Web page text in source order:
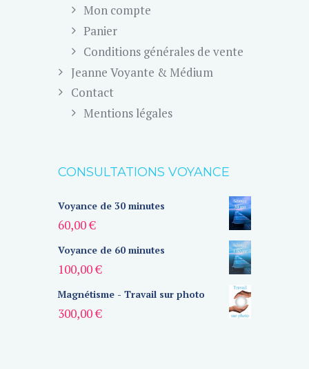
Mon compte
Panier
Conditions générales de vente
Jeanne Voyante & Médium
Contact
Mentions légales
CONSULTATIONS VOYANCE
Voyance de 30 minutes
60,00€
Voyance de 60 minutes
100,00€
Magnétisme - Travail sur photo
300,00€